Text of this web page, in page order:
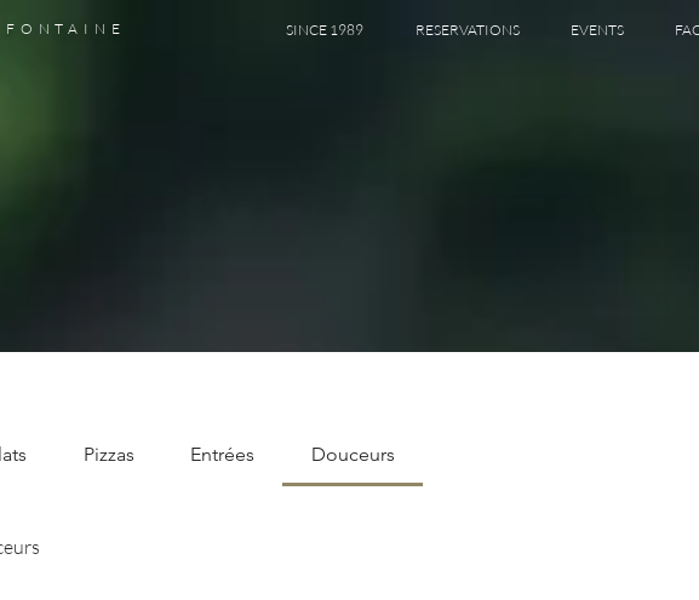
SINCE 1989 RESERVATIONS EVENTS
Pizzas Entrées Douceurs